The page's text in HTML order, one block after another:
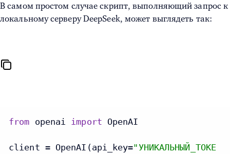
В самом простом случае скрипт, выполняющий запрос к
локальному серверу DeepSeek, может выглядеть так:
from openai import OpenAI
client = OpenAI(api_key="УНИКАЛЬНЫЙ_ТОКЕ